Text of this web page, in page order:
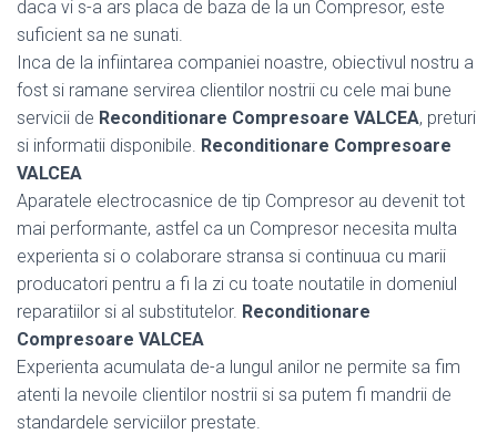
daca vi s-a ars placa de baza de la un Compresor, este
suficient sa ne sunati.
Inca de la infiintarea companiei noastre, obiectivul nostru a
fost si ramane servirea clientilor nostrii cu cele mai bune
servicii de Reconditionare Compresoare VALCEA, preturi
si informatii disponibile. Reconditionare Compresoare
VALCEA
Aparatele electrocasnice de tip Compresor au devenit tot
mai performante, astfel ca un Compresor necesita multa
experienta si o colaborare stransa si continuua cu marii
producatori pentru a fi la zi cu toate noutatile in domeniul
reparatiilor si al substitutelor. Reconditionare
Compresoare VALCEA
Experienta acumulata de-a lungul anilor ne permite sa fim
atenti la nevoile clientilor nostrii si sa putem fi mandrii de
standardele serviciilor prestate.